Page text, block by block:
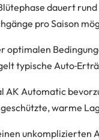
dauert
pro Saison
optimalen
typische
AK Automatic
geschützte, warme
unkomplizierten